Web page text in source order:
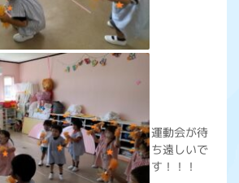
運動会が待
ち遠しいで
す！！！